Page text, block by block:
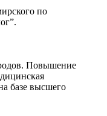
по
Повышение
базе высшего